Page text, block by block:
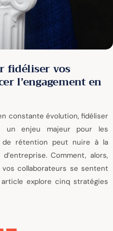
fidéliser vos
l’engagement en
constante évolution, fidéliser
un enjeu majeur pour les
de rétention peut nuire à la
Comment, alors,
collaborateurs se sentent
explore cinq stratégies